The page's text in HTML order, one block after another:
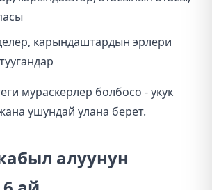
карындаштардын эрлери
мураскерлер болбосо - укук
ушундай улана берет.
алуунун